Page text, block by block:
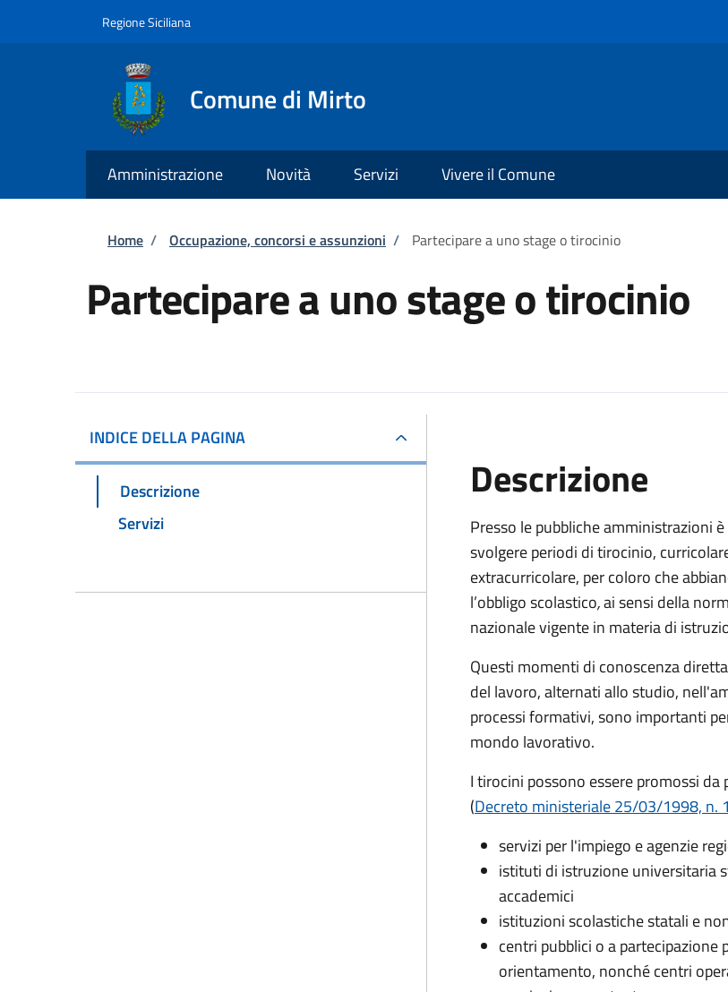
Regione Siciliana
Comune di Mirto
Amministrazione Novità Servizi Vivere il Comune
Briciole di pane
Home / Occupazione, concorsi e assunzioni / Partecipare a uno stage o tirocinio
Partecipare a uno stage o tirocinio
INDICE DELLA PAGINA
Descrizione
Servizi
Descrizione
Presso le pubbliche amministrazioni
svolgere periodi di tirocinio,
extracurricolare, per coloro che
l’obbligo scolastico,ai sensi della
nazionale vigente in materia di
Questi momenti di conoscenza
del lavoro, alternati allo studio,
processi formativi, sono importanti
mondo lavorativo.
I tirocini possono essere promossi
(Decreto ministeriale 25/03/1998, n.
servizi per l'impiego e agenzie
istituti di istruzione universitaria
accademici
istituzioni scolastiche statali e
centri pubblici o a
orientamento, nonché centri